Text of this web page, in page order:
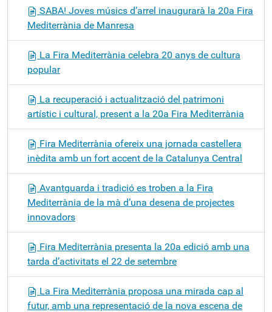
SABA! Joves músics d’arrel inaugurarà la 20a Fira
Mediterrània de Manresa
La Fira Mediterrània celebra 20 anys de cultura
popular
La recuperació i actualització del patrimoni
artístic i cultural, present a la 20a Fira Mediterrània
Fira Mediterrània ofereix una jornada castellera
inèdita amb un fort accent de la Catalunya Central
Avantguarda i tradició es troben a la Fira
Mediterrània de la mà d’una desena de projectes
innovadors
Fira Mediterrània presenta la 20a edició amb una
tarda d’activitats el 22 de setembre
La Fira Mediterrània proposa una mirada cap al
futur, amb una representació de la nova escena de